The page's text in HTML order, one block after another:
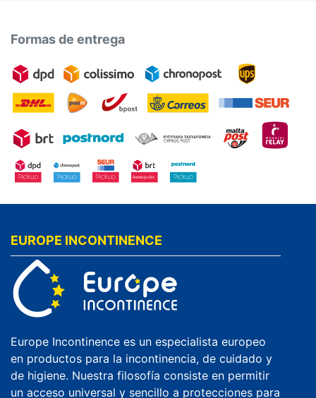
Formas de entrega
EUROPE INCONTINENCE
Europe Incontinence es un especialista europeo
en productos para la incontinencia, de cuidado y
de higiene. Nuestra filosofía consiste en permitir
un acceso universal y sencillo a protecciones para